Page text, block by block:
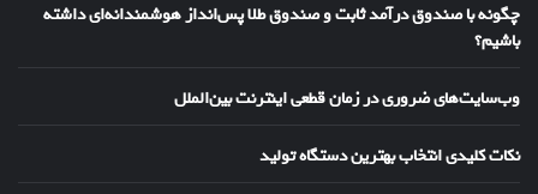
چگونه با صندوق درآمد ثابت و صندوق طلا پس‌انداز هوشمندانه‌ای داشته
باشیم؟
وب‌سایت‌های ضروری در زمان قطعی اینترنت بین‌الملل
نکات کلیدی انتخاب بهترین دستگاه تولید